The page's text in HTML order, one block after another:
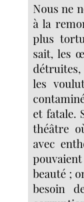
Nous ne
à la
plus
sait, les
les
et fatale.
théâtre
avec
beauté ;
besoin